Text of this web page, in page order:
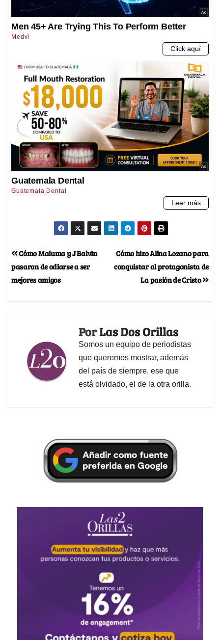
Cómo hizo Alina Lozano para
conquistar al protagonista de
La pasión de Cristo
Cómo Maluma y J Balvin
pasaron de odiarse a ser
mejores amigos
PorLas Dos Orillas
Somos un equipo de periodistas
que queremos mostrar, además
del país de siempre, ese que
está olvidado, el de la otra orilla.